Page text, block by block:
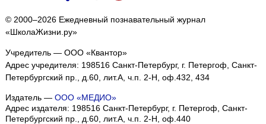
© 2000–2026 Ежедневный познавательный журнал
«ШколаЖизни.ру»
Учредитель — ООО «Квантор»
Адрес учредителя: 198516 Санкт-Петербург, г. Петергоф, Санкт-
Петербургский пр., д.60, лит.А, ч.п. 2-Н, оф.432, 434
Издатель — ООО «МЕДИО»
Адрес издателя: 198516 Санкт-Петербург, г. Петергоф, Санкт-
Петербургский пр., д.60, лит.А, ч.п. 2-Н, оф.440